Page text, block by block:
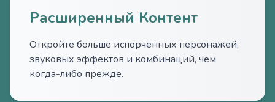
Расширенный Контент
Откройте больше испорченных персонажей,
звуковых эффектов и комбинаций, чем
когда-либо прежде.